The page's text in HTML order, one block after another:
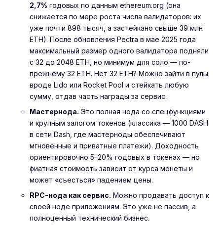
2,7% годовых по данным ethereum.org (она
снижается по мере роста числа валидаторов: их
уже почти 898 тысяч, а застейкано свыше 39 млн
ETH). После обновления Pectra в мае 2025 года
максимальный размер одного валидатора подняли
с 32 до 2048 ETH, но минимум для соло — по-
прежнему 32 ETH. Нет 32 ETH? Можно зайти в пулы
вроде Lido или Rocket Pool и стейкать любую
сумму, отдав часть награды за сервис.
Мастернода. Это полная нода со спецфункциями
и крупным залогом токенов (классика — 1000 DASH
в сети Dash, где мастерноды обеспечивают
мгновенные и приватные платежи). Доходность
ориентировочно 5–20% годовых в токенах — но
фиатная стоимость зависит от курса монеты и
может «съесться» падением цены.
RPC-нода как сервис. Можно продавать доступ к
своей ноде приложениям. Это уже не пассив, а
полноценный технический бизнес.